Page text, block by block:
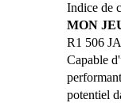
Indice de
MON
R1 506
Capable
potentiel